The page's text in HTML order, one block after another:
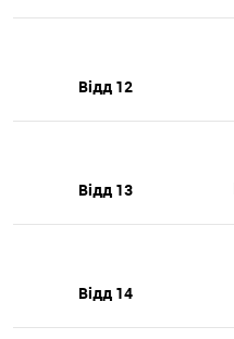
Відд 12
Відд 13
Відд 14